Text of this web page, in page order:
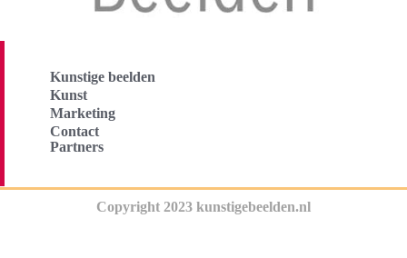
Kunstige beelden
Kunst
Marketing
Contact
Partners
Copyright 2023 kunstigebeelden.nl